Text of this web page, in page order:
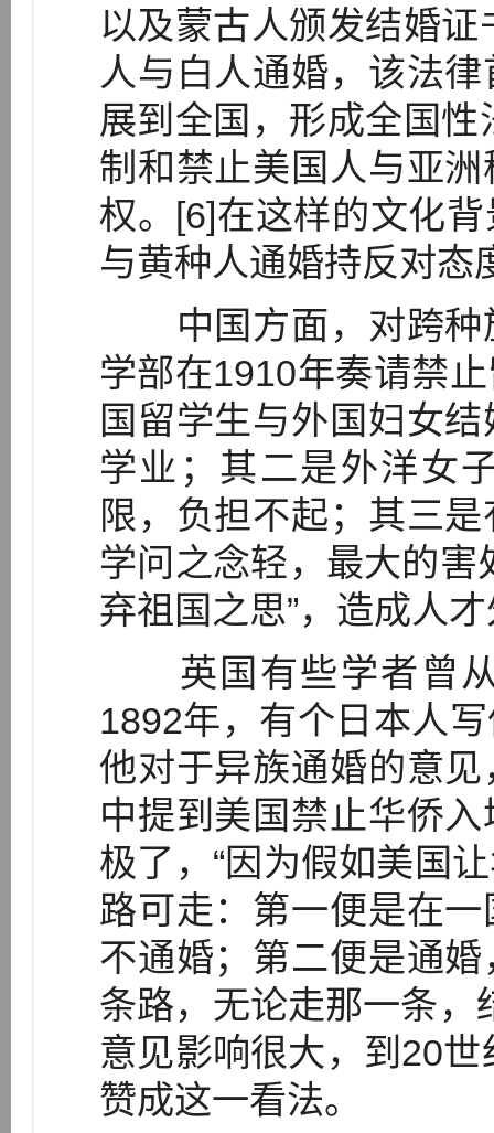
以及蒙古人颁发结婚
人与白人通婚，该法
展到全国，形成全国
制和禁止美国人与亚
权。[6]在这样的文化
与黄种人通婚持反对态
中国方面，对跨种
学部在1910年奏请禁
国留学生与外国妇女
学业；其二是外洋女
限，负担不起；其三
学问之念轻，最大的害
弃祖国之思”，造成人
英国有些学者曾从
1892年，有个日本人
他对于异族通婚的意
中提到美国禁止华侨
极了，“因为假如美国
路可走：第一便是在
不通婚；第二便是通
条路，无论走那一条，
意见影响很大，到20
赞成这一看法。